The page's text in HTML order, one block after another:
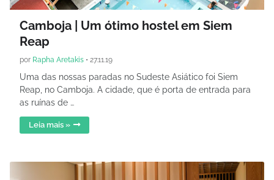
Camboja | Um ótimo hostel em Siem
Reap
por Rapha Aretakis • 27.11.19
Uma das nossas paradas no Sudeste Asiático foi Siem
Reap, no Camboja. A cidade, que é porta de entrada para
as ruínas de …
Leia mais »